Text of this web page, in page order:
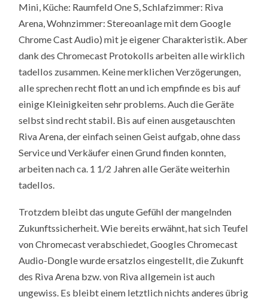
Mini, Küche: Raumfeld One S, Schlafzimmer: Riva
Arena, Wohnzimmer: Stereoanlage mit dem Google
Chrome Cast Audio) mit je eigener Charakteristik. Aber
dank des Chromecast Protokolls arbeiten alle wirklich
tadellos zusammen. Keine merklichen Verzögerungen,
alle sprechen recht flott an und ich empfinde es bis auf
einige Kleinigkeiten sehr problems. Auch die Geräte
selbst sind recht stabil. Bis auf einen ausgetauschten
Riva Arena, der einfach seinen Geist aufgab, ohne dass
Service und Verkäufer einen Grund finden konnten,
arbeiten nach ca. 1 1/2 Jahren alle Geräte weiterhin
tadellos.
Trotzdem bleibt das ungute Gefühl der mangelnden
Zukunftssicherheit. Wie bereits erwähnt, hat sich Teufel
von Chromecast verabschiedet, Googles Chromecast
Audio-Dongle wurde ersatzlos eingestellt, die Zukunft
des Riva Arena bzw. von Riva allgemein ist auch
ungewiss. Es bleibt einem letztlich nichts anderes übrig